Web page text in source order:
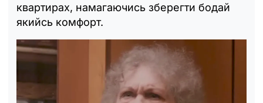
квартирах, намагаючись зберегти бодай
якийсь комфорт.